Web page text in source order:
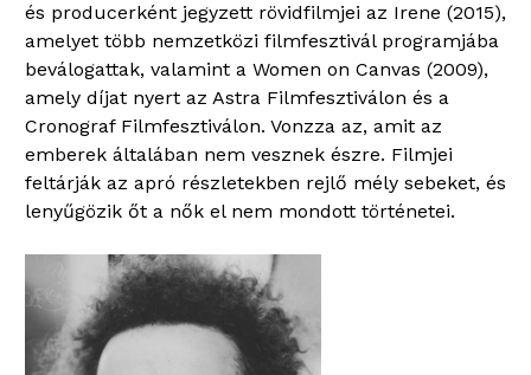
és producerként jegyzett rövidfilmjei az Irene (2015),
amelyet több nemzetközi filmfesztivál programjába
beválogattak, valamint a Women on Canvas (2009),
amely díjat nyert az Astra Filmfesztiválon és a
Cronograf Filmfesztiválon. Vonzza az, amit az
emberek általában nem vesznek észre. Filmjei
feltárják az apró részletekben rejlő mély sebeket, és
lenyűgözik őt a nők el nem mondott történetei.